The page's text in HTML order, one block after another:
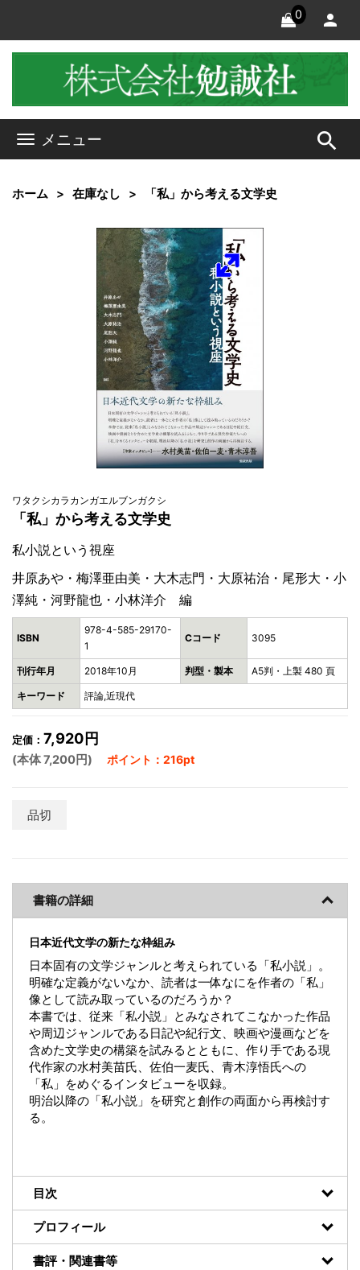
0
メニュー search
ホーム 在庫なし 「私」から考える文学史
ワタクシカラカンガエルブンガクシ
「私」から考える文学史
私小説という視座
井原あや・梅澤亜由美・大木志門・大原祐治・尾形大・小
澤純・河野龍也・小林洋介 編
ISBN
978-4-585-29170-
1
Cコード 3095
刊行年月 2018年10月 判型・製本 A5判・上製 480 頁
キーワード 評論,近現代
定価： 7,920円
(本体 7,200円) ポイント：216pt
品切
書籍の詳細
日本近代文学の新たな枠組み
日本固有の文学ジャンルと考えられている「私小説」。
明確な定義がないなか、読者は一体なにを作者の「私」
像として読み取っているのだろうか？
本書では、従来「私小説」とみなされてこなかった作品
や周辺ジャンルである日記や紀行文、映画や漫画などを
含めた文学史の構築を試みるとともに、作り手である現
代作家の水村美苗氏、佐伯一麦氏、青木淳悟氏への
「私」をめぐるインタビューを収録。
明治以降の「私小説」を研究と創作の両面から再検討す
る。
目次
プロフィール
書評・関連書等